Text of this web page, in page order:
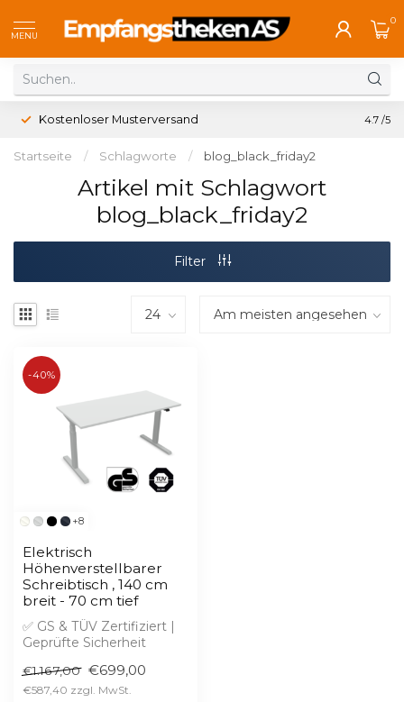
MENU
0
Kostenloser Musterversand 4.7 /5
Startseite / Schlagworte / blog_black_friday2
Artikel mit Schlagwort
blog_black_friday2
Filter
+8
-40%
Elektrisch
Höhenverstellbarer
Schreibtisch , 140 cm
breit - 70 cm tief
✅ GS & TÜV Zertifiziert |
Geprüfte Sicherheit
Planung in W...
€1.167,00 €699,00
€587,40